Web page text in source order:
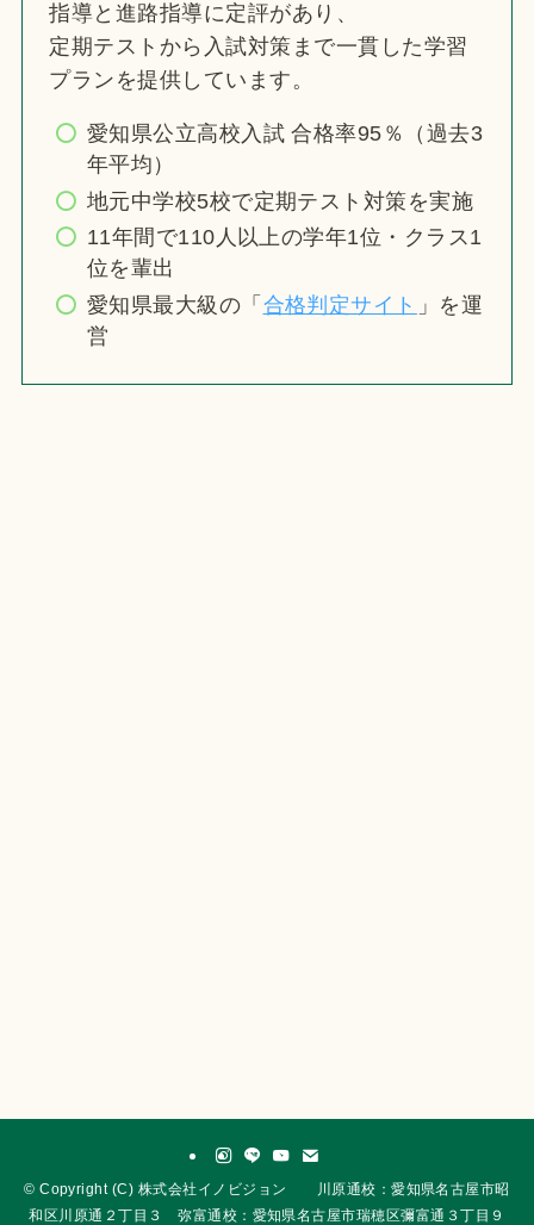
指導と進路指導に定評があり、
定期テストから入試対策まで一貫した学習
プランを提供しています。
愛知県公立高校入試 合格率95％（過去3
年平均）
地元中学校5校で定期テスト対策を実施
11年間で110人以上の学年1位・クラス1
位を輩出
愛知県最大級の「 合格判定サイト 」を運
営
© Copyright (C) 株式会社イノビジョン 川原通校：愛知県名古屋市昭
和区川原通２丁目３ 弥富通校：愛知県名古屋市瑞穂区彌富通３丁目９